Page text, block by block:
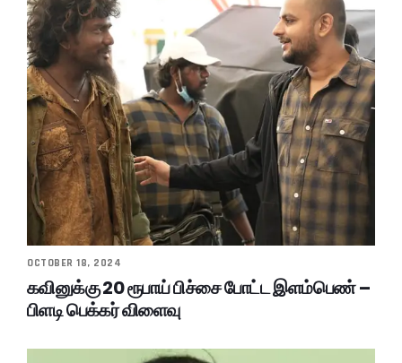
OCTOBER 18, 2024
கவினுக்கு 20 ரூபாய் பிச்சை போட்ட இளம்பெண் –
பிளடி பெக்கர் விளைவு